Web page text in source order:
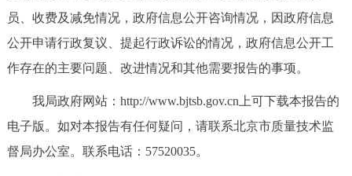
政务服务
个人服务 法人服务 部门服务
便民服务 利企服务 投资项目
中介服务 阳光政务
员、收费及减免情况，政府信息公开咨询情况，因政府信息
公开申请行政复议、提起行政诉讼的情况，政府信息公开工
作存在的主要问题、改进情况和其他需要报告的事项。
我局政府网站：http://www.bjtsb.gov.cn上可下载本报告的
电子版。如对本报告有任何疑问，请联系北京市质量技术监
督局办公室。联系电话：57520035。